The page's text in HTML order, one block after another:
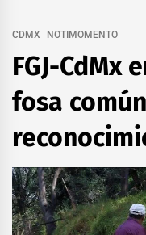
CDMX NOTIMOMENTO
FGJ-CdMx
fosa